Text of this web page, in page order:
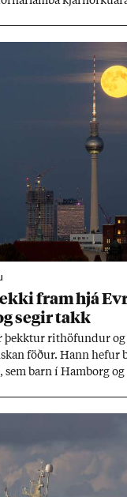
fram hjá
seg­ir takk
þekkt­ur rit­höf­und­ur og
föð­ur. Hann hef­ur
sem barn í Ham­borg